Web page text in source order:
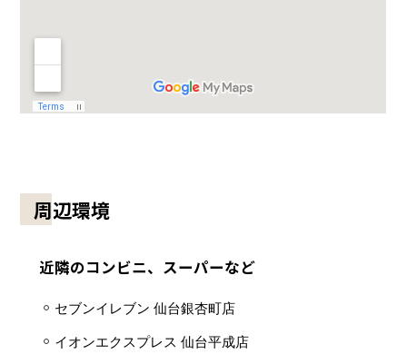
周辺環境
近隣のコンビニ、スーパーなど
セブンイレブン 仙台銀杏町店
イオンエクスプレス 仙台平成店